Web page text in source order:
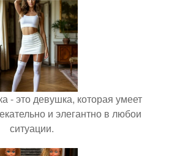
- это девушка, которая умеет
и элегантно в любои
ситуации.